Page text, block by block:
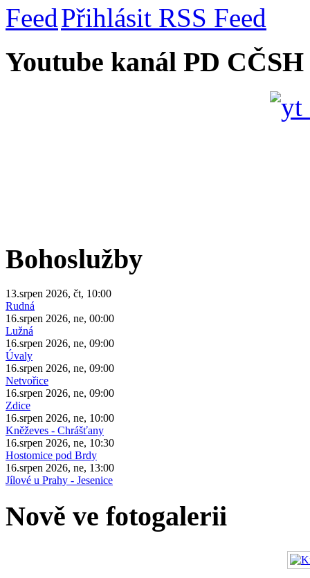
Přihlásit RSS Feed
Youtube kanál PD CČSH
Bohoslužby
13.srpen 2026, čt, 10:00
Rudná
16.srpen 2026, ne, 00:00
Lužná
16.srpen 2026, ne, 09:00
Úvaly
16.srpen 2026, ne, 09:00
Netvořice
16.srpen 2026, ne, 09:00
Zdice
16.srpen 2026, ne, 10:00
Kněževes - Chrášťany
16.srpen 2026, ne, 10:30
Hostomice pod Brdy
16.srpen 2026, ne, 13:00
Jílové u Prahy - Jesenice
Nově ve fotogalerii